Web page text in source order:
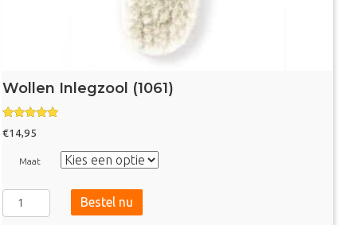
Wollen Inlegzool (1061)
Gewaardeer
d
uit 5
€14,95
Maat
Wollen
Inlegzool
Bestel nu